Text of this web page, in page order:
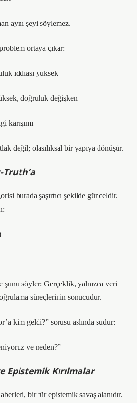
aynı şeyi söylemez.
ortaya çıkar:
iddiası yüksek
doğruluk değişken
karışımı
değil; olasılıksal bir yapıya dönüşür.
Truth’a
burada şaşırtıcı şekilde günceldir.
şunu söyler: Gerçeklik, yalnızca veri
süreçlerinin sonucudur.
kim geldi?” sorusu aslında şudur:
ve neden?”
Epistemik Kırılmalar
bir tür epistemik savaş alanıdır.